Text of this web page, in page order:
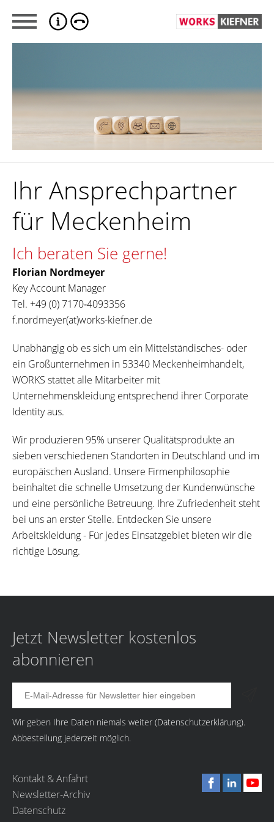
Ihr Ansprechpartner
für Meckenheim
Ich beraten Sie gerne!
Florian Nordmeyer
Key Account Manager
Tel. +49 (0) 7170‐4093356
f.nordmeyer(at)works-kiefner.de
Unabhängig ob es sich um ein Mittelständisches- oder
ein Großunternehmen in 53340 Meckenheimhandelt,
WORKS stattet alle Mitarbeiter mit
Unternehmenskleidung entsprechend ihrer Corporate
Identity aus.
Wir produzieren 95% unserer Qualitätsprodukte an
sieben verschiedenen Standorten in Deutschland und im
europäischen Ausland. Unsere Firmenphilosophie
beinhaltet die schnelle Umsetzung der Kundenwünsche
und eine persönliche Betreuung. Ihre Zufriedenheit steht
bei uns an erster Stelle. Entdecken Sie unsere
Arbeitskleidung - Für jedes Einsatzgebiet bieten wir die
richtige Lösung.
Jetzt Newsletter kostenlos
abonnieren
Wir geben Ihre Daten niemals weiter (Datenschutzerklärung).
Abbestellung jederzeit möglich.
Kontakt & Anfahrt
Newsletter-Archiv
Datenschutz